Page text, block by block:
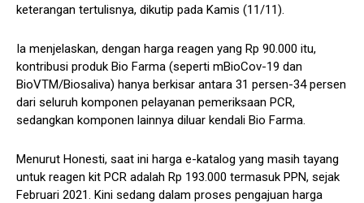
keterangan tertulisnya, dikutip pada Kamis (11/11).
Ia menjelaskan, dengan harga reagen yang Rp 90.000 itu,
kontribusi produk Bio Farma (seperti mBioCov-19 dan
BioVTM/Biosaliva) hanya berkisar antara 31 persen-34 persen
dari seluruh komponen pelayanan pemeriksaan PCR,
sedangkan komponen lainnya diluar kendali Bio Farma.
Menurut Honesti, saat ini harga e-katalog yang masih tayang
untuk reagen kit PCR adalah Rp 193.000 termasuk PPN, sejak
Februari 2021. Kini sedang dalam proses pengajuan harga